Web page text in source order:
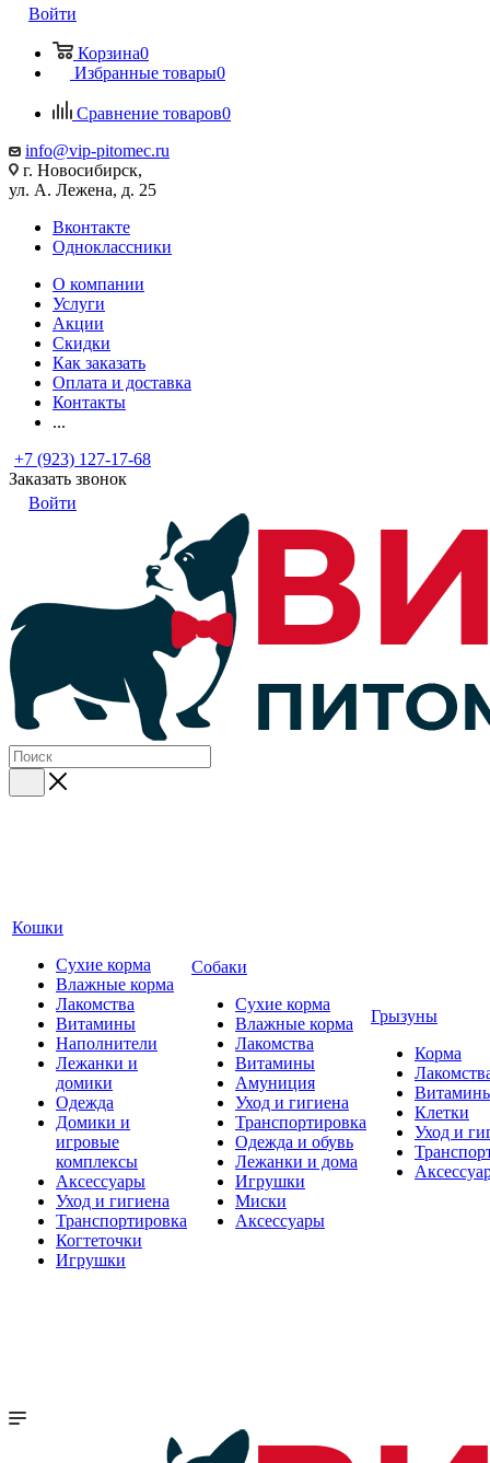
Войти
Корзина0
Избранные товары0
Сравнение товаров0
info@vip-pitomec.ru
г. Новосибирск,
ул. А. Лежена, д. 25
Вконтакте
Одноклассники
О компании
Услуги
Акции
Скидки
Как заказать
Оплата и доставка
Контакты
...
+7 (923) 127-17-68
Заказать звонок
Войти
Кошки
Сухие корма
Влажные корма
Лакомства
Витамины
Наполнители
Лежанки и
домики
Одежда
Домики и
игровые
комплексы
Аксессуары
Уход и гигиена
Транспортировка
Когтеточки
Игрушки
Собаки
Сухие корма
Влажные корма
Лакомства
Витамины
Амуниция
Уход и гигиена
Транспортировка
Одежда и обувь
Лежанки и дома
Игрушки
Миски
Аксессуары
Грызуны
Корма
Клетки
Уход и